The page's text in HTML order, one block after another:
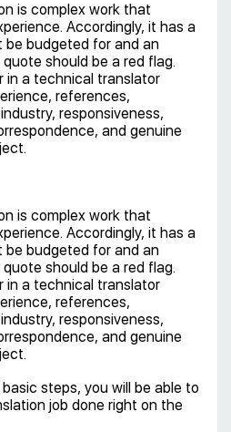
is complex work that
Accordingly, it has a
budgeted for and an
should be a red flag.
in a technical translator
references,
responsiveness,
and genuine
is complex work that
Accordingly, it has a
budgeted for and an
should be a red flag.
in a technical translator
references,
responsiveness,
and genuine
steps, you will be able to
job done right on the